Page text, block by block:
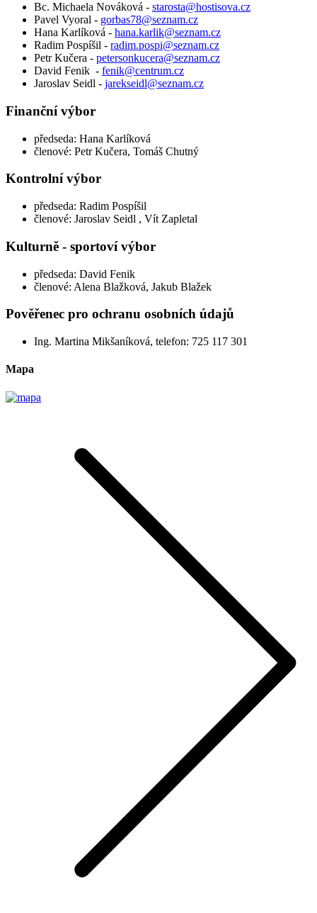
Bc. Michaela Nováková - starosta@hostisova.cz
Pavel Vyoral - gorbas78@seznam.cz
Hana Karlíková - hana.karlik@seznam.cz
Radim Pospíšil - radim.pospi@seznam.cz
Petr Kučera - petersonkucera@seznam.cz
David Fenik - fenik@centrum.cz
Jaroslav Seidl - jarekseidl@seznam.cz
Finanční výbor
předseda: Hana Karlíková
členové: Petr Kučera, Tomáš Chutný
Kontrolní výbor
předseda: Radim Pospíšil
členové: Jaroslav Seidl , Vít Zapletal
Kulturně - sportoví výbor
předseda: David Fenik
členové: Alena Blažková, Jakub Blažek
Pověřenec pro ochranu osobních údajů
Ing. Martina Mikšaníková, telefon: 725 117 301
Mapa